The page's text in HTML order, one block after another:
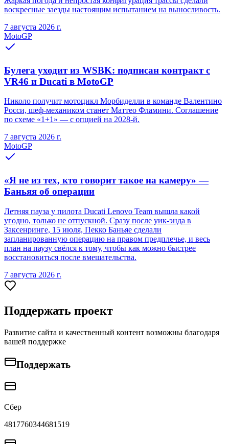
воскресные заезды настоящим испытанием на выносливость.
7 августа 2026 г.
MotoGP
Булега уходит из WSBK: подписан контракт с
VR46 и Ducati в MotoGP
Николо получит мотоцикл Морбиделли в команде Валентино
Росси, шеф-механиком станет Маттео Фламини. Соглашение
по схеме «1+1» — с опцией на 2028-й.
7 августа 2026 г.
MotoGP
«Я не из тех, кто говорит такое на камеру» —
Баньяя об операции
Летняя пауза у пилота Ducati Lenovo Team вышла какой
угодно, только не отпускной. Сразу после уик-энда в
Заксенринге, 15 июля, Пекко Баньяе сделали
запланированную операцию на правом предплечье, и весь
план на паузу свёлся к тому, чтобы как можно быстрее
восстановиться после вмешательства.
7 августа 2026 г.
Поддержать проект
Развитие сайта и качественный контент возможны благодаря
вашей поддержке
Поддержать
Сбер
4817760344681519